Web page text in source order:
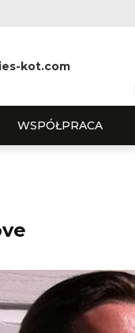
kot.com
WSPÓŁPRACA